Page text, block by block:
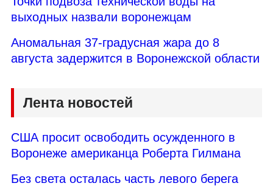
выходных назвали воронежцам
Аномальная 37-градусная жара до 8
августа задержится в Воронежской области
Лента новостей
США просит освободить осужденного в
Воронеже американца Роберта Гилмана
Без света осталась часть левого берега